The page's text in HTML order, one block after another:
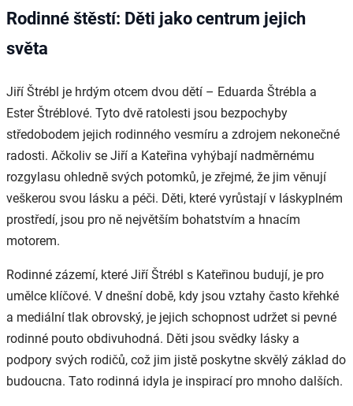
Rodinné štěstí: Děti jako centrum jejich
světa
Jiří Štrébl je hrdým otcem dvou dětí – Eduarda Štrébla a
Ester Štréblové. Tyto dvě ratolesti jsou bezpochyby
středobodem jejich rodinného vesmíru a zdrojem nekonečné
radosti. Ačkoliv se Jiří a Kateřina vyhýbají nadměrnému
rozgylasu ohledně svých potomků, je zřejmé, že jim věnují
veškerou svou lásku a péči. Děti, které vyrůstají v láskyplném
prostředí, jsou pro ně největším bohatstvím a hnacím
motorem.
Rodinné zázemí, které Jiří Štrébl s Kateřinou budují, je pro
umělce klíčové. V dnešní době, kdy jsou vztahy často křehké
a mediální tlak obrovský, je jejich schopnost udržet si pevné
rodinné pouto obdivuhodná. Děti jsou svědky lásky a
podpory svých rodičů, což jim jistě poskytne skvělý základ do
budoucna. Tato rodinná idyla je inspirací pro mnoho dalších.